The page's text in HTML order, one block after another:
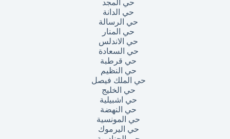
حي المجد
حي الدانة
حي الرسالة
حي المنار
حي الاندلس
حي السعادة
حي قرطبة
حي النظيم
حي الملك فيصل
حي الخليج
حي اشبيلية
حي النهضة
حي المونسية
حي اليرموك